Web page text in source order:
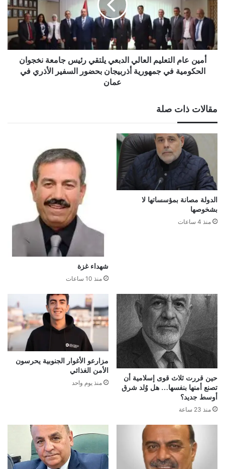
الدبعي
يلتقي
رئيس
جامعة
نخجوان
الحكومية
السفير
الأذري
في
أمين عام التعليم العالي الدبعي يلتقي رئيس جامعة نخجوان
الحكومية في جمهورية أذربيجان بحضور السفير الأذري في
عمان
مقالات ذات صلة
الدولة مصانة بمؤسساتها لا
بشخوصها
منذ 4 ساعات
شهداء غزة
منذ 10 ساعات
حين قررت ثلاث قوى إسلامية أن
تصنع أمنها بنفسها… هل وُلد شرق
أوسط جديد؟
منذ 23 ساعة
مزارعو الأغوار الجنوبية يحرسون
الأمن الغذائي
منذ يوم واحد